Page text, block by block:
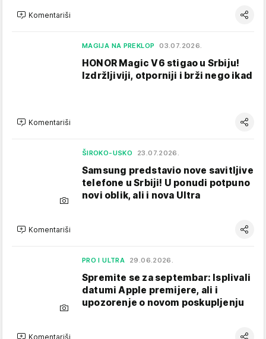
Komentariši
MAGIJA NA PREKLOP 03.07.2026.
HONOR Magic V6 stigao u Srbiju!
Izdržljiviji, otporniji i brži nego ikad
Komentariši
ŠIROKO-USKO 23.07.2026.
Samsung predstavio nove savitljive
telefone u Srbiji! U ponudi potpuno
novi oblik, ali i nova Ultra
Komentariši
PRO I ULTRA 29.06.2026.
Spremite se za septembar: Isplivali
datumi Apple premijere, ali i
upozorenje o novom poskupljenju
Komentariši